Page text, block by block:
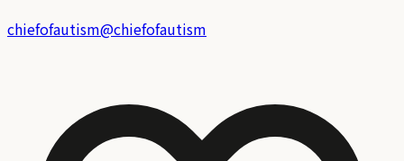
chiefofautism@chiefofautism